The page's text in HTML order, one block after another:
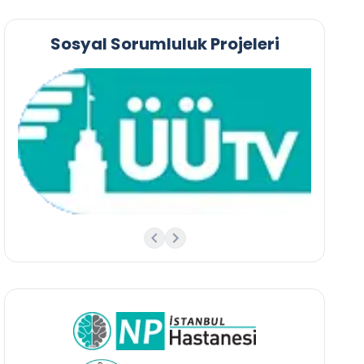
Sosyal Sorumluluk Projeleri